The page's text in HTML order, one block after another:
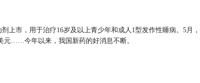
上市，用于治疗16岁及以上青少年和成人1型发作性睡病。5月
元……今年以来，我国新药的好消息不断。